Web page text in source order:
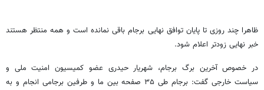
ظاهرا چند روزی تا پایان توافق نهایی برجام باقی نمانده است و همه منتظر هستند
خبر نهایی زودتر اعلام شود.
در خصوص آخرین برگ برجام، شهریار حیدری عضو کمیسیون امنیت ملی و
سیاست خارجی گفت: برجام طی ۳۵ صفحه بین ما و طرفین برجامی انجام و به